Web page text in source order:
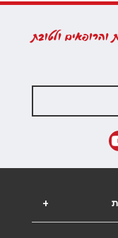
והרופאים ולטובת
+